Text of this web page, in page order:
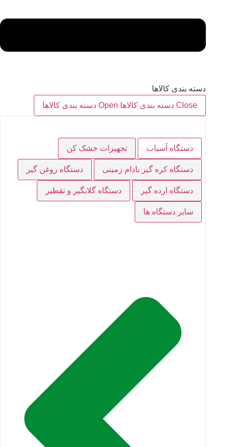
دسته بندی کالاها
Close دسته بندی کالاها
Open دسته بندی کالاها
دستگاه آسیاب تجهیزات خشک کن
دستگاه کره گیر بادام زمینی دستگاه روغن گیر
دستگاه ارده گیر دستگاه گلابگیر و تقطیر
سایر دستگاه ها